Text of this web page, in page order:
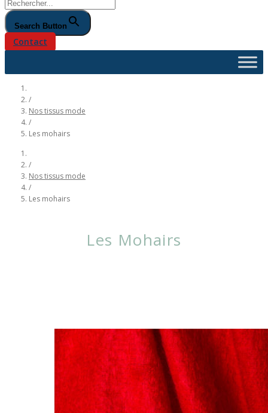
Search Button
Contact
/
Nos tissus mode
/
Les mohairs
/
Nos tissus mode
/
Les mohairs
Les Mohairs